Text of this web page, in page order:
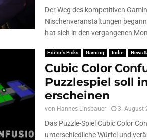
Der Weg des kompetitiven
Nischenveranstaltungen
hat sich in den vergangenen
Editor's Picks Gaming Indie News
Cubic Color
Puzzlespiel soll
erscheinen
von Hannes Linsbauer 3. August
Das Puzzle-Spiel Cubic Color
unterschiedliche Würfel und